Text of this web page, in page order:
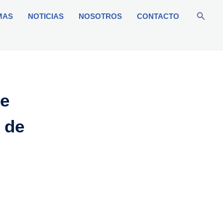
NOTICIAS NOSOTROS CONTACTO
de